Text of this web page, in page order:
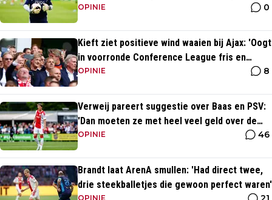
OPINIE 0
Kieft ziet positieve wind waaien bij Ajax: 'Oogt
in voorronde Conference League fris en
energiek'
OPINIE 8
Verweij pareert suggestie over Baas en PSV:
'Dan moeten ze met heel veel geld over de
brug komen'
OPINIE 46
Brandt laat ArenA smullen: 'Had direct twee,
drie steekballetjes die gewoon perfect waren'
OPINIE